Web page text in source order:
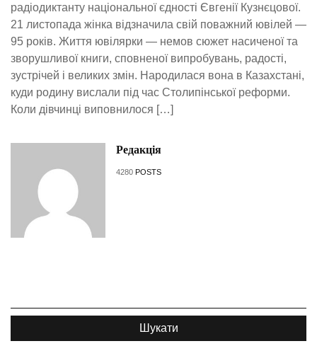
радіодиктанту національної єдності Євгенії Кузнєцової.
21 листопада жінка відзначила свій поважний ювілей —
95 років. Життя ювілярки — немов сюжет насиченої та
зворушливої книги, сповненої випробувань, радості,
зустрічей і великих змін. Народилася вона в Казахстані,
куди родину вислали під час Столипінської реформи.
Коли дівчинці виповнилося […]
Редакція
4280 POSTS